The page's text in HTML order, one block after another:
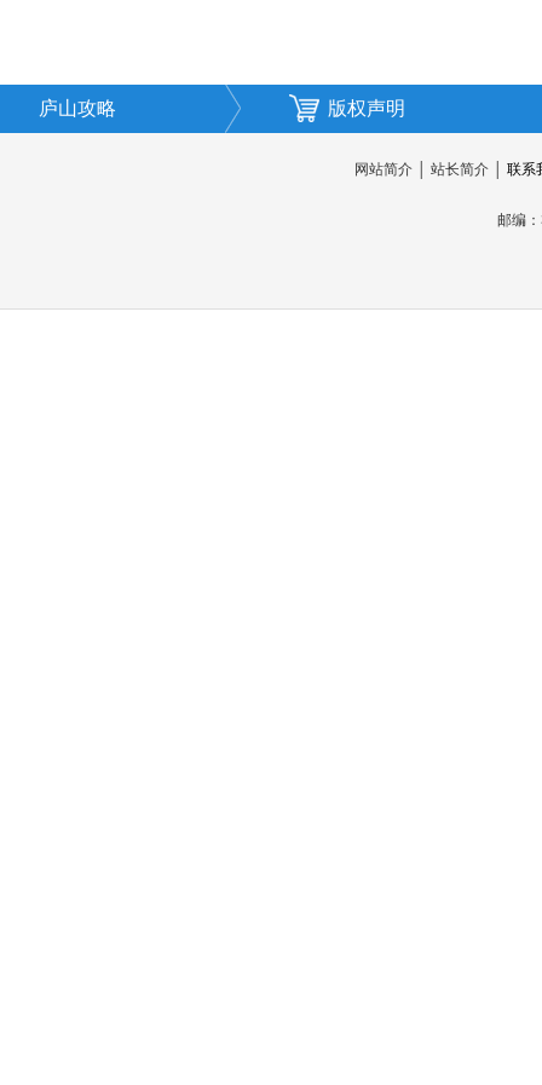
庐山攻略 版权声明
网站简介│ 站长简介│ 联系
邮编